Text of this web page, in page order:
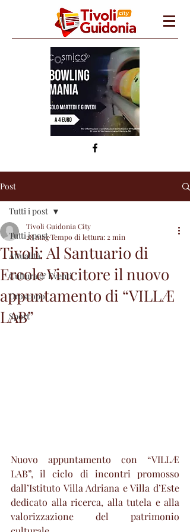
Post
Tutti i post
Attualità
Cultura & Eventi
Oroscopo
Sport
Tutti i post
Tivoli: Al Santuario di
Ercole Vincitore il nuovo
appuntamento di “VILLÆ
LAB”
Tivoli Guidonia City
28 magTempo di lettura: 2 min
Nuovo appuntamento con “VILLÆ
LAB”, il ciclo di incontri promosso
dall’Istituto Villa Adriana e Villa d’Este
dedicato alla ricerca, alla tutela e alla
valorizzazione del patrimonio